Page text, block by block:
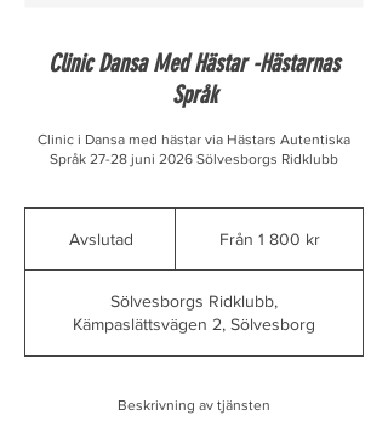
Clinic Dansa Med Hästar -Hästarnas
Språk
Clinic i Dansa med hästar via Hästars Autentiska
Språk 27-28 juni 2026 Sölvesborgs Ridklubb
Avslutad
l
u
t
d
Från 1 800 kr
Sölvesborgs Ridklubb,
Kämpaslättsvägen 2, Sölvesborg
Beskrivning av tjänsten